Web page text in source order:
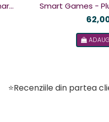
Smart Games - Plug Play
de logica cu 48 de
⭐Recenziile din partea